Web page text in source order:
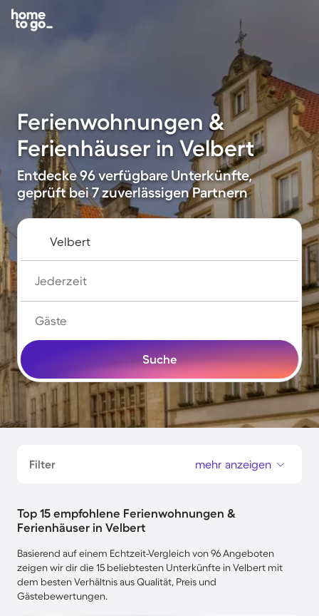
Ferienwohnungen &
Ferienhäuser in Velbert
Entdecke 96 verfügbare Unterkünfte,
geprüft bei 7 zuverlässigen Partnern
Jederzeit
Gäste
Suche
Filter mehr anzeigen
Top 15 empfohlene Ferienwohnungen &
Ferienhäuser in Velbert
Basierend auf einem Echtzeit-Vergleich von 96 Angeboten
zeigen wir dir die 15 beliebtesten Unterkünfte in Velbert mit
dem besten Verhältnis aus Qualität, Preis und
Gästebewertungen.